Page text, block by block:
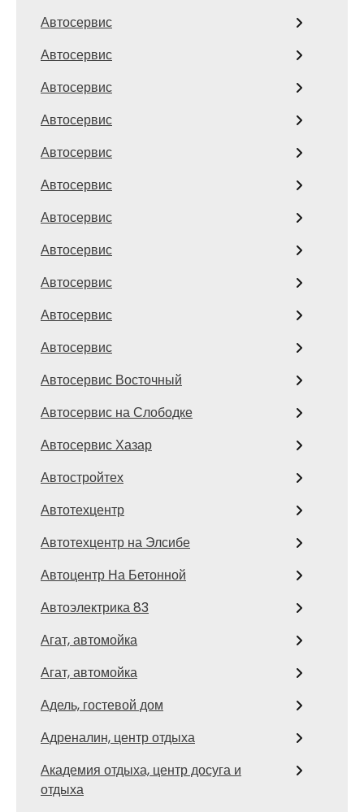
Автосервис
Автосервис
Автосервис
Автосервис
Автосервис
Автосервис
Автосервис
Автосервис
Автосервис
Автосервис
Автосервис
Автосервис Восточный
Автосервис на Слободке
Автосервис Хазар
Автостройтех
Автотехцентр
Автотехцентр на Элсибе
Автоцентр На Бетонной
Автоэлектрика 83
Агат, автомойка
Агат, автомойка
Адель, гостевой дом
Адреналин, центр отдыха
Академия отдыха, центр досуга и
отдыха